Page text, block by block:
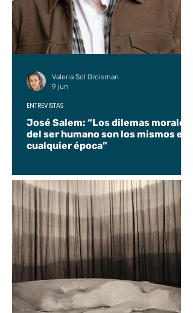
José Salem: “Los dilemas morales
del ser humano son los mismos en
cualquier época”
ENTREVISTAS
Valeria Sol Groisman
9 jun